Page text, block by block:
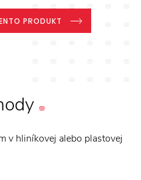
PRODUKT
v hliníkovej alebo plastovej